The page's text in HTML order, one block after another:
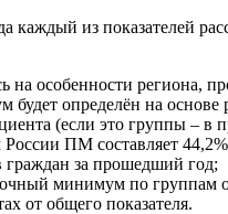
каждый из показателей
на особенности региона,
будет определён на основе
(если это группы – в
России ПМ составляет
граждан за прошедший год;
минимум по группам
от общего показателя.